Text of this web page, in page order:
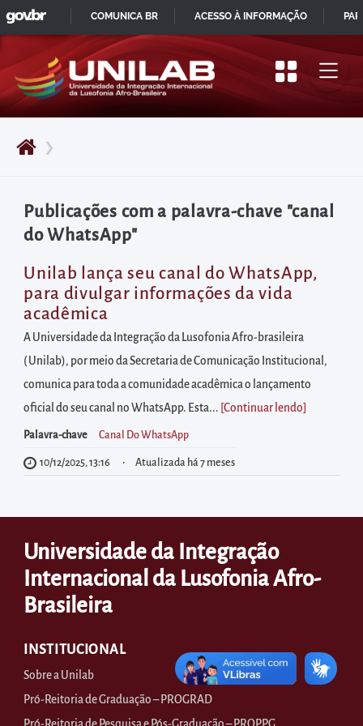
Pular
para
início
do
principal
Acessar
diretamente
o
menu
principal
Acessar
diretamente
à
área
para
realizar
buscas
diretamente
as
informações
no
rodapé
❯
Publicações com a palavra-chave "canal
do WhatsApp"
Unilab lança seu canal do WhatsApp,
para divulgar informações da vida
acadêmica
A Universidade da Integração da Lusofonia Afro-brasileira
( Unilab), por meio da Secretaria de Comunicação Institucional,
comunica para toda a comunidade acadêmica o lançamento
oficial do seu canal no WhatsApp. Esta... [Continuar lendo
Palavra-chave Canal Do WhatsApp
10/12/2025, 13:16 Atualizada há 7 meses
Universidade da Integração
Internacional da Lusofonia Afro-
Brasileira
INSTITUCIONAL
Sobre a Unilab
Pró-Reitoria de Graduação – PROGRAD
IR
PARA
CONTEÚDO
GOVBR
COMUNICA BR ACESSO À INFORMAÇÃO